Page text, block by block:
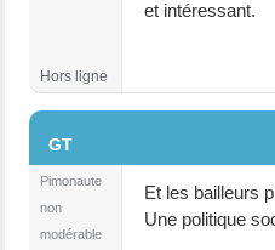
et intéressant.
Hors ligne
GT
Pimonaute
non
modérable
Et les bailleurs
Une politique